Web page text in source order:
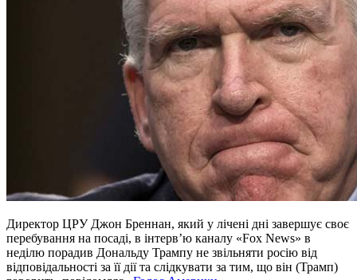
Директор ЦРУ Джон Бреннан, який у лічені дні завершує своє
перебування на посаді, в інтерв’ю каналу «Fox News» в
неділю порадив Дональду Трампу не звільняти росію від
відповідальності за її дії та слідкувати за тим, що він (Трамп)